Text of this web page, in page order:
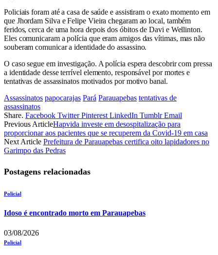
Policiais foram até a casa de saúde e assistiram o exato momento em
que Jhordam Silva e Felipe Vieira chegaram ao local, também
feridos, cerca de uma hora depois dos óbitos de Davi e Wellinton.
Eles comunicaram a polícia que eram amigos das vítimas, mas não
souberam comunicar a identidade do assassino.
O caso segue em investigação. A polícia espera descobrir com pressa
a identidade desse terrível elemento, responsável por mortes e
tentativas de assassinatos motivados por motivo banal.
Assassinatos papocarajas Pará Parauapebas tentativas de
assassinatos
Share. Facebook Twitter Pinterest LinkedIn Tumblr Email
Previous ArticleHapvida investe em desospitalização para
proporcionar aos pacientes que se recuperem da Covid-19 em casa
Next Article Prefeitura de Parauapebas certifica oito lapidadores no
Garimpo das Pedras
Postagens relacionadas
Policial
Idoso é encontrado morto em Parauapebas
03/08/2026
Policial